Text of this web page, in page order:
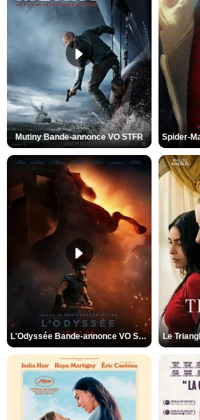
Mutiny Bande-annonce VO STFR
L'Odyssée Bande-annonce VO STFR Le